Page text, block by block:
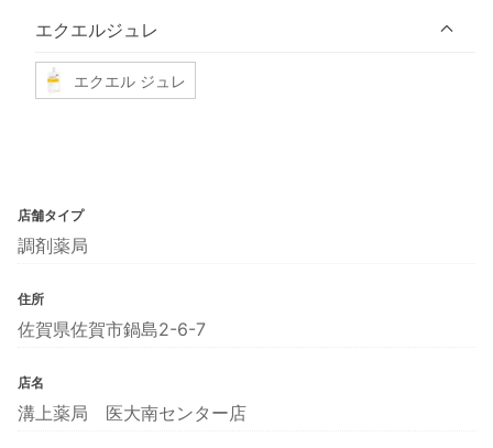
エクエルジュレ
エクエル ジュレ
店舗タイプ
調剤薬局
住所
佐賀県佐賀市鍋島2-6-7
店名
溝上薬局 医大南センター店